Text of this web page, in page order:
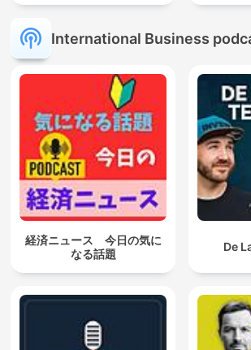
International Business
経済ニュース 今日の気に
なる話題
De